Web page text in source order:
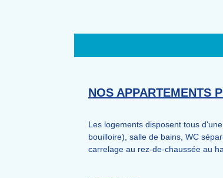
NOS APPARTEMENTS
Les logements disposent tous
bouilloire), salle de bains, WC
carrelage au rez-de-chaussée au